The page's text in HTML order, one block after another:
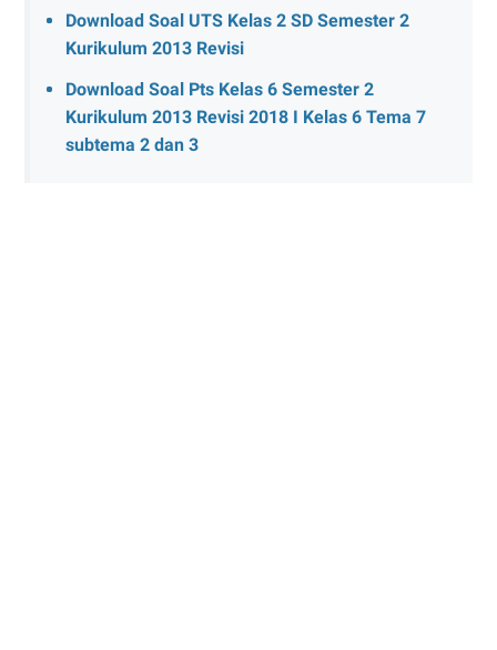
Download Soal UTS Kelas 2 SD Semester 2
Kurikulum 2013 Revisi
Download Soal Pts Kelas 6 Semester 2
Kurikulum 2013 Revisi 2018 I Kelas 6 Tema 7
subtema 2 dan 3